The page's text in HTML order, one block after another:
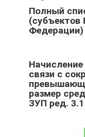
Полный
(субъектов
Федерации)
связи с
размер
ЗУП ред. 3.1